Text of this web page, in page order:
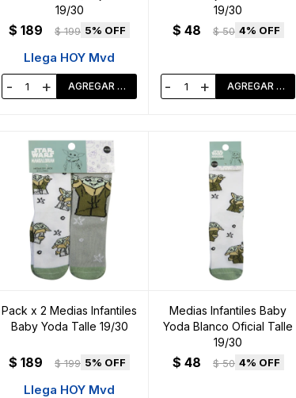
19/30
$ 189 $ 199 5
Llega HOY Mvd
- +
19/30
$ 48 $ 50 4
- +
Pack x 2 Medias Infantiles
Baby Yoda Talle 19/30
$ 189 $ 199 5
Llega HOY Mvd
Medias Infantiles Baby
Yoda Blanco Oficial Talle
19/30
$ 48 $ 50 4